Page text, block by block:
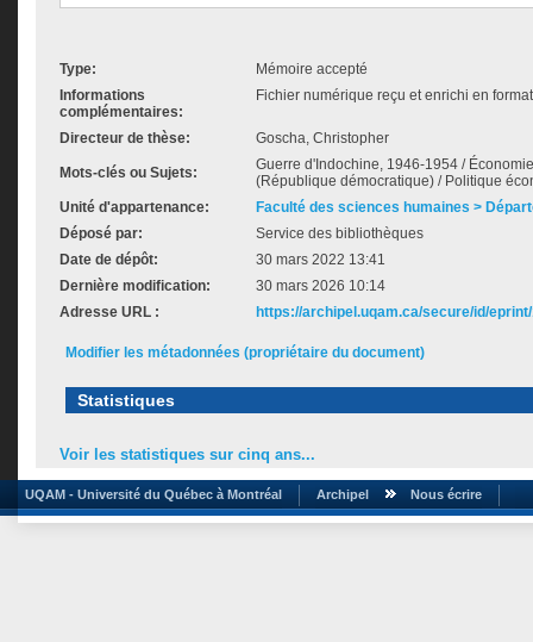
Type:
Mémoire accepté
Informations
complémentaires:
Fichier numérique reçu et enrichi en
Directeur de thèse: Goscha, Christopher
Mots-clés ou Sujets:
Guerre d'Indochine, 1946-1954 /
(République démocratique) / Politique
Unité d'appartenance:
Faculté des sciences humaines >
Déposé par:
Service des bibliothèques
Date de dépôt:
30 mars 2022 13:41
Dernière modification:
30 mars 2026 10:14
Adresse URL :
https://archipel.uqam.ca/secure/id/
Modifier les métadonnées (propriétaire du document)
Statistiques
Voir les statistiques sur cinq ans...
UQAM - Université du Québec à Montréal Archipel Nous écrire